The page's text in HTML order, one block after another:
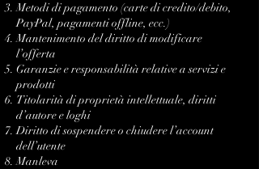
​Metodi di pagamento (carte di credito/debito,
PayPal, pagamenti offline, ecc.)
Mantenimento del diritto di modificare
l’offerta
Garanzie e responsabilità relative a servizi e
prodotti
Titolarità di proprietà intellettuale, diritti
d’autore e loghi
Diritto di sospendere o chiudere l’account
dell’utente
Manleva